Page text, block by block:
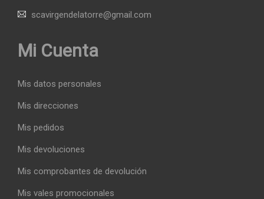
scavirgendelatorre@gmail.com
Mi Cuenta
Mis datos personales
Mis direcciones
Mis pedidos
Mis devoluciones
Mis comprobantes de devolución
Mis vales promocionales